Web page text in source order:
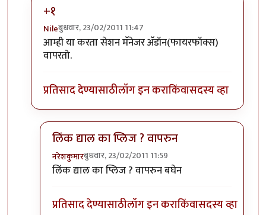
+१
Nileबुधवार, 23/02/2011 11:47
In reply toअर्धवट राहिलेले लेखनbyचिंतातुर जंतू
आम्ही या करता सेशन मॅनेजर अ‍ॅडॉन(फायरफॉक्स)
वापरतो.
प्रतिसाद देण्यासाठीलॉग इन कराकिंवासदस्य व्हा
लिंक द्याल का प्लिज ? वापरुन
नरेशकुमारबुधवार, 23/02/2011 11:59
In reply to+१byNile
लिंक द्याल का प्लिज ? वापरुन बघेन
प्रतिसाद देण्यासाठीलॉग इन कराकिंवासदस्य व्हा